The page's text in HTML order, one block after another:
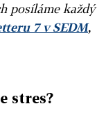
posíláme každý
7 v SEDM,
stres?